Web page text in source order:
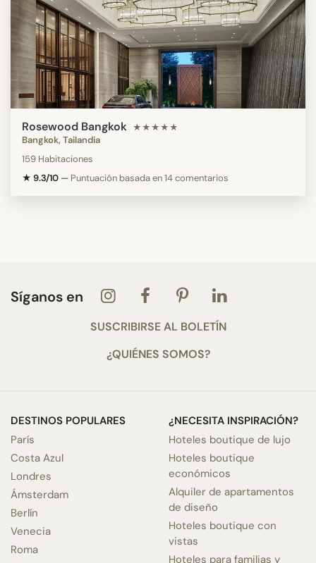
Rosewood Bangkok ★★★★★
Bangkok, Tailandia
159 Habitaciones
★ 9.3/10 — Puntuación basada en 14 comentarios
Síganos en
SUSCRIBIRSE AL BOLETÍN
¿QUIÉNES SOMOS?
DESTINOS POPULARES
París
Costa Azul
Londres
Ámsterdam
Berlín
Venecia
Roma
¿NECESITA INSPIRACIÓN?
Hoteles boutique de lujo
Hoteles boutique
económicos
Alquiler de apartamentos
de diseño
Hoteles boutique con
vistas
Hoteles para familias y